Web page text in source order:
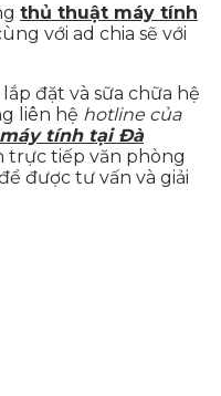
thủ thuật máy tính
với ad chia sẽ với
đặt và sữa chữa hệ
liên hệ hotline của
tính tại Đà
trực tiếp văn phòng
được tư vấn và giải